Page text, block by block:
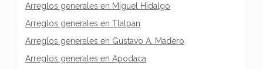
Arreglos generales en Miguel Hidalgo
Arreglos generales en Tlalpan
Arreglos generales en Gustavo A. Madero
Arreglos generales en Apodaca